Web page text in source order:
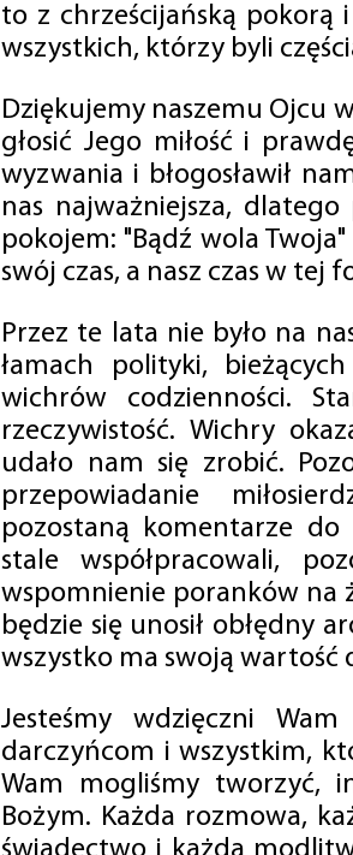
to z chrześcijańską pokorą
wszystkich, którzy byli
Dziękujemy naszemu Ojcu
głosić Jego miłość i
wyzwania i błogosławił
nas najważniejsza,
pokojem: "Bądź wola
swój czas, a nasz czas w tej
Przez te lata nie było na
łamach polityki,
wichrów codzienności.
rzeczywistość. Wichry
udało nam się zrobić.
przepowiadanie
pozostaną komentarze
stale współpracowali,
wspomnienie poranków na
będzie się unosił obłędny
wszystko ma swoją wartość
Jesteśmy wdzięczni
darczyńcom i wszystkim,
Wam mogliśmy tworzyć,
Bożym. Każda rozmowa,